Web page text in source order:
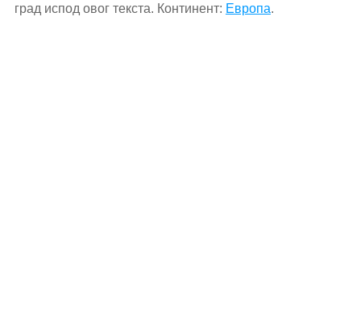
град испод овог текста. Континент: Европа.